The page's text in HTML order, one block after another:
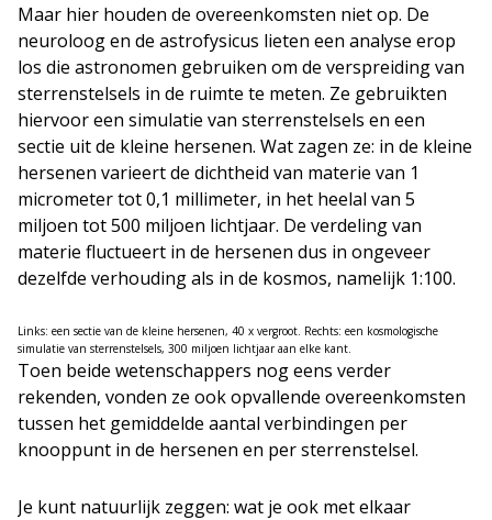
Maar hier houden de overeenkomsten niet op. De
neuroloog en de astrofysicus lieten een analyse erop
los die astronomen gebruiken om de verspreiding van
sterrenstelsels in de ruimte te meten. Ze gebruikten
hiervoor een simulatie van sterrenstelsels en een
sectie uit de kleine hersenen. Wat zagen ze: in de kleine
hersenen varieert de dichtheid van materie van 1
micrometer tot 0,1 millimeter, in het heelal van 5
miljoen tot 500 miljoen lichtjaar. De verdeling van
materie fluctueert in de hersenen dus in ongeveer
dezelfde verhouding als in de kosmos, namelijk 1:100.
Links: een sectie van de kleine hersenen, 40 x vergroot. Rechts: een kosmologische
simulatie van sterrenstelsels, 300 miljoen lichtjaar aan elke kant.
Toen beide wetenschappers nog eens verder
rekenden, vonden ze ook opvallende overeenkomsten
tussen het gemiddelde aantal verbindingen per
knooppunt in de hersenen en per sterrenstelsel.
Je kunt natuurlijk zeggen: wat je ook met elkaar